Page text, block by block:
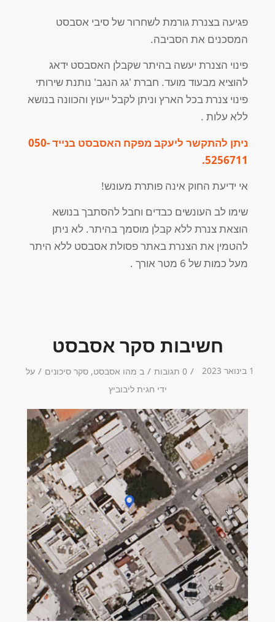
פגיעה בצנרת גורמת לשחרור של סיבי אסבסט
המסכנים את הסביבה.
פינוי הצנרת יעשה בהיתר שקבלן האסבסט ידאג
להוציא מבעוד מועד. חברת 'גג הנגב' נותנת שירותי
פינוי צנרת בכל הארץ וניתן לקבל ייעוץ והכוונה בנושא
ללא עלות .
ניתן להתקשר ליעקב מפקח האסבסט בנייד050-
5256711
.
אי ידיעת החוק אינה פותרת מעונש!
שימו לב העונשים כבדים וחבל להסתבך בנושא
הוצאת צנרת ללא קבלן מוסמך בהיתר. לא ניתן
להטמין את הצנרת באתר פסולת אסבסט ללא היתר
מעל כמות של 6 מטר אורך .
חשיבות סקר אסבסט
1 בינואר 2023 / 0 תגובות / ב מהו אסבסט, סקר סיכונים / על
ידי חגית ליבוביץ